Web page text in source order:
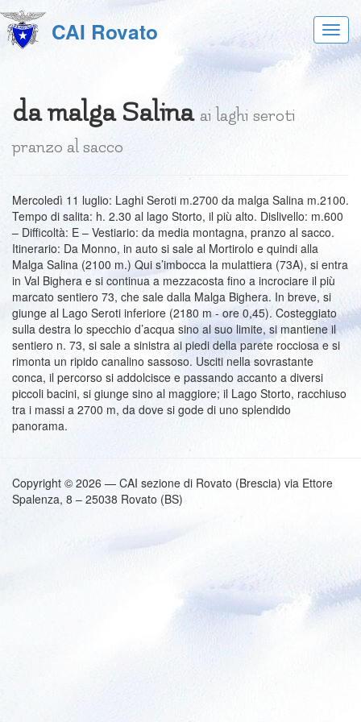
al
menu
CAI Rovato
da malga Salina ai laghi seroti
pranzo al sacco
Mercoledì 11 luglio: Laghi Seroti m.2700 da malga Salina m.2100.
Tempo di salita: h. 2.30 al lago Storto, il più alto. Dislivello: m.600
– Difficoltà: E – Vestiario: da media montagna, pranzo al sacco.
Itinerario: Da Monno, in auto si sale al Mortirolo e quindi alla
Malga Salina (2100 m.) Qui s’imbocca la mulattiera (73A), si entra
in Val Bighera e si continua a mezzacosta fino a incrociare il più
marcato sentiero 73, che sale dalla Malga Bighera. In breve, si
giunge al Lago Seroti inferiore (2180 m - ore 0,45). Costeggiato
sulla destra lo specchio d’acqua sino al suo limite, si mantiene il
sentiero n. 73, si sale a sinistra ai piedi della parete rocciosa e si
rimonta un ripido canalino sassoso. Usciti nella sovrastante
conca, il percorso si addolcisce e passando accanto a diversi
piccoli bacini, si giunge sino al maggiore; il Lago Storto, racchiuso
tra i massi a 2700 m, da dove si gode di uno splendido
panorama.
Copyright © 2026 — CAI sezione di Rovato (Brescia) via Ettore
Spalenza, 8 – 25038 Rovato (BS)